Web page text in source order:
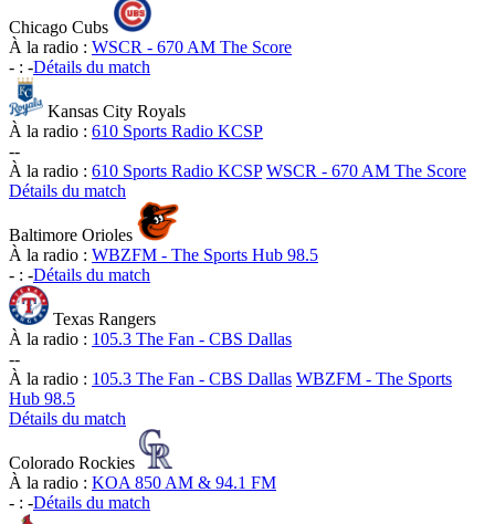
Chicago Cubs
À la radio : WSCR - 670 AM The Score
- : -Détails du match
Kansas City Royals
À la radio : 610 Sports Radio KCSP
--
À la radio : 610 Sports Radio KCSP WSCR - 670 AM The Score
Détails du match
Baltimore Orioles
À la radio : WBZFM - The Sports Hub 98.5
- : -Détails du match
Texas Rangers
À la radio : 105.3 The Fan - CBS Dallas
--
À la radio : 105.3 The Fan - CBS Dallas WBZFM - The Sports
Hub 98.5
Détails du match
Colorado Rockies
À la radio : KOA 850 AM & 94.1 FM
- : -Détails du match